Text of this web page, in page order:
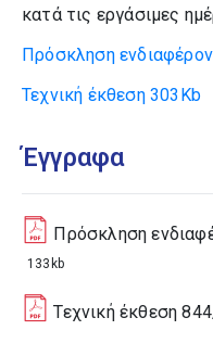
κατά τις εργάσιμες
Πρόσκληση
Τεχνική έκθεση303Kb
Έγγραφα
Πρόσκληση
133kb
Τεχνική έκθεση